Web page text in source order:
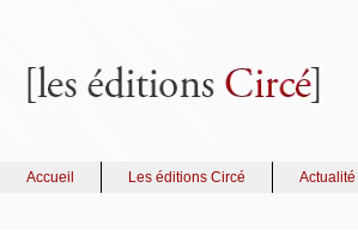
Accueil Les éditions Circé Actualité